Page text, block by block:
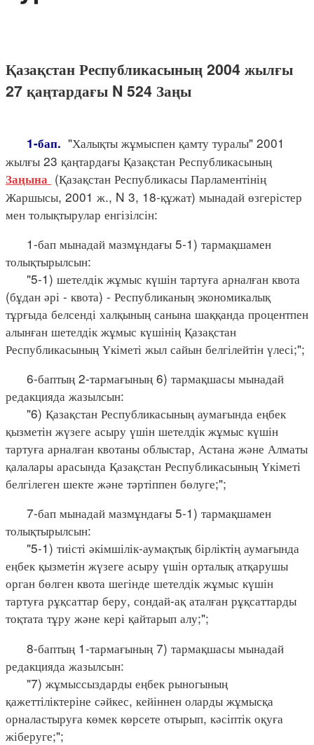
Қазақстан Республикасының 2004 жылғы
27 қаңтардағы N 524 Заңы
1-бап. "Халықты жұмыспен қамту туралы" 2001
жылғы 23 қаңтардағы Қазақстан Республикасының
Заңына (Қазақстан Республикасы Парламентінің
Жаршысы, 2001 ж., N 3, 18-құжат) мынадай өзгерістер
мен толықтырулар енгізілсін:
1-бап мынадай мазмұндағы 5-1) тармақшамен
толықтырылсын:
"5-1) шетелдік жұмыс күшін тартуға арналған квота
(бұдан әрі - квота) - Республиканың экономикалық
тұрғыда белсенді халқының санына шаққанда процентпен
алынған шетелдік жұмыс күшінің Қазақстан
Республикасының Үкіметі жыл сайын белгілейтін үлесі;";
6-баптың 2-тармағының 6) тармақшасы мынадай
редакцияда жазылсын:
"6) Қазақстан Республикасының аумағында еңбек
қызметін жүзеге асыру үшін шетелдік жұмыс күшін
тартуға арналған квотаны облыстар, Астана және Алматы
қалалары арасында Қазақстан Республикасының Үкіметі
белгілеген шекте және тәртіппен бөлуге;";
7-бап мынадай мазмұндағы 5-1) тармақшамен
толықтырылсын:
"5-1) тиісті әкімшілік-аумақтық бірліктің аумағында
еңбек қызметін жүзеге асыру үшін орталық атқарушы
орган бөлген квота шегінде шетелдік жұмыс күшін
тартуға рұқсаттар беру, сондай-ақ аталған рұқсаттарды
тоқтата тұру және кері қайтарып алу;";
8-баптың 1-тармағының 7) тармақшасы мынадай
редакцияда жазылсын:
"7) жұмыссыздарды еңбек рыногының
қажеттіліктеріне сәйкес, кейіннен оларды жұмысқа
орналастыруға көмек көрсете отырып, кәсіптік оқуға
жіберуге;";